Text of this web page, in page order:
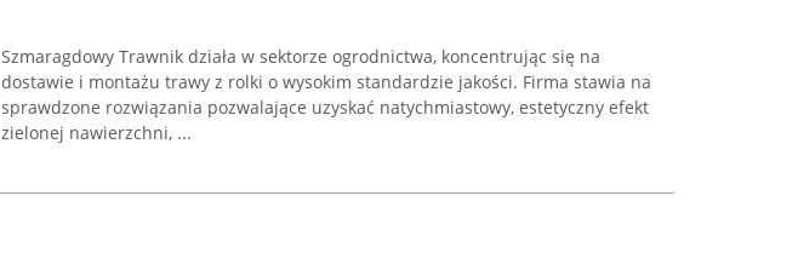
Szmaragdowy Trawnik działa w sektorze ogrodnictwa, koncentrując się na
dostawie i montażu trawy z rolki o wysokim standardzie jakości. Firma stawia na
sprawdzone rozwiązania pozwalające uzyskać natychmiastowy, estetyczny efekt
zielonej nawierzchni, ...